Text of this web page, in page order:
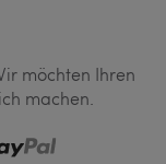
möchten Ihren
machen.